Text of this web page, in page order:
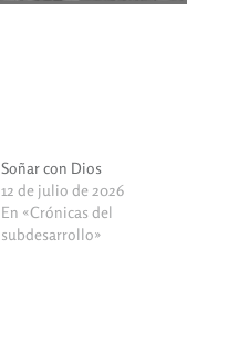
Soñar con Dios
12 de julio de 2026
En «Crónicas del
subdesarrollo»